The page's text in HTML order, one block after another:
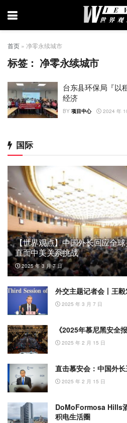
首页 » 净零永续城市
标签：净零永续城市
台东县环保局『
经济
BY 项目中心 2024 年
国际
【世界观点】中国外长回应全球
直面中美关系挑战
2025 年 3 月 7 日
外交主题记者会丨王
2025 年 3 月 7 日
《2025年慕尼黑安全
2025 年 2 月 15 日
直击慕安会：中国外
2025 年 2 月 15 日
DoMoFormosa Hills
积电生活圈